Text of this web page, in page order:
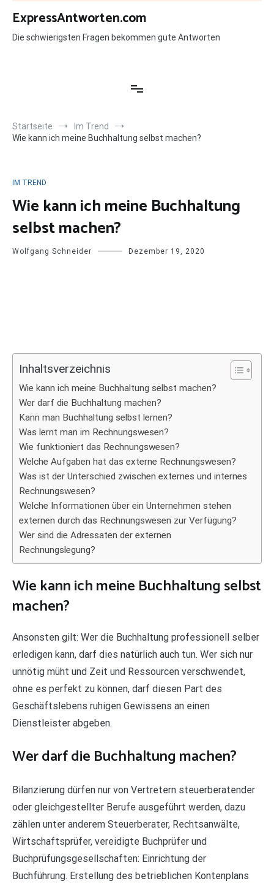
Zum
Inhalt
springen
ExpressAntworten.com
Die schwierigsten Fragen bekommen gute Antworten
Startseite
Im Trend
Wie kann ich meine Buchhaltung selbst machen?
IM TREND
Wie kann ich meine Buchhaltung
selbst machen?
Wolfgang Schneider Dezember 19, 2020
Inhaltsverzeichnis
Wie kann ich meine Buchhaltung selbst machen?
Wer darf die Buchhaltung machen?
Kann man Buchhaltung selbst lernen?
Was lernt man im Rechnungswesen?
Wie funktioniert das Rechnungswesen?
Welche Aufgaben hat das externe Rechnungswesen?
Was ist der Unterschied zwischen externes und internes
Rechnungswesen?
Welche Informationen über ein Unternehmen stehen
externen durch das Rechnungswesen zur Verfügung?
Wer sind die Adressaten der externen
Rechnungslegung?
Wie kann ich meine Buchhaltung selbst
machen?
Ansonsten gilt: Wer die Buchhaltung professionell selber
erledigen kann, darf dies natürlich auch tun. Wer sich nur
unnötig müht und Zeit und Ressourcen verschwendet,
ohne es perfekt zu können, darf diesen Part des
Geschäftslebens ruhigen Gewissens an einen
Dienstleister abgeben.
Wer darf die Buchhaltung machen?
Bilanzierung dürfen nur von Vertretern steuerberatender
oder gleichgestellter Berufe ausgeführt werden, dazu
zählen unter anderem Steuerberater, Rechtsanwälte,
Wirtschaftsprüfer, vereidigte Buchprüfer und
Buchprüfungsgesellschaften: Einrichtung der
Buchführung. Erstellung des betrieblichen Kontenplans